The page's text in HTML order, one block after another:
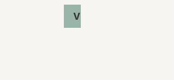
Vis produkt